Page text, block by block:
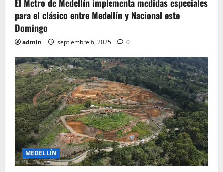
El Metro de Medellín implementa medidas especiales
para el clásico entre Medellín y Nacional este
Domingo
admin septiembre 6, 2025 0
MEDELLÍN